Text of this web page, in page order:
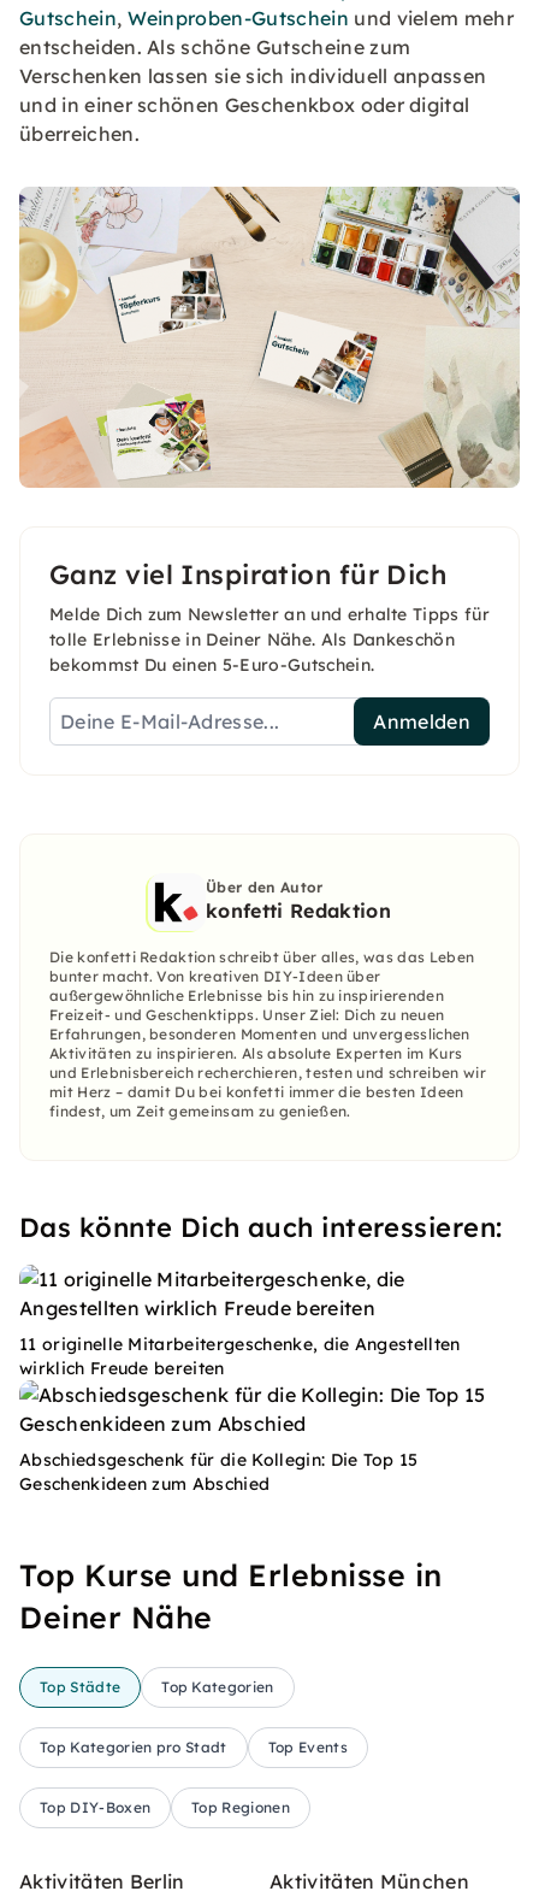
Gutschein, Weinproben-Gutschein und vielem mehr
entscheiden. Als schöne Gutscheine zum
Verschenken lassen sie sich individuell anpassen
und in einer schönen Geschenkbox oder digital
überreichen.
Ganz viel Inspiration für Dich
Melde Dich zum Newsletter an und erhalte Tipps für
tolle Erlebnisse in Deiner Nähe. Als Dankeschön
bekommst Du einen 5-Euro-Gutschein.
Anmelden
Über den Autor
konfetti Redaktion
Die konfetti Redaktion schreibt über alles, was das Leben
bunter macht. Von kreativen DIY-Ideen über
außergewöhnliche Erlebnisse bis hin zu inspirierenden
Freizeit- und Geschenktipps. Unser Ziel: Dich zu neuen
Erfahrungen, besonderen Momenten und unvergesslichen
Aktivitäten zu inspirieren. Als absolute Experten im Kurs
und Erlebnisbereich recherchieren, testen und schreiben wir
mit Herz – damit Du bei konfetti immer die besten Ideen
findest, um Zeit gemeinsam zu genießen.
Das könnte Dich auch interessieren:
11 originelle Mitarbeitergeschenke, die Angestellten
wirklich Freude bereiten
Abschiedsgeschenk für die Kollegin: Die Top 15
Geschenkideen zum Abschied
Top Kurse und Erlebnisse in
Deiner Nähe
Top Städte Top Kategorien
Top Kategorien pro Stadt Top Events
Top DIY-Boxen Top Regionen
Aktivitäten Berlin Aktivitäten München